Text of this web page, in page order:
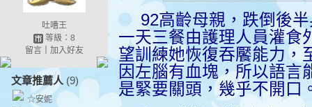
吐嘈王
等級：8
留言｜ 加入好友
文章推薦人 (9)
☆安妮
92高齡母親，跌倒後
一天三餐由護理人員灌食
望訓練她恢復吞饜能力，
因左腦有血塊，所以語言
是緊要關頭，幾乎不開口